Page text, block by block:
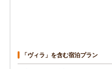
「ヴィラ」を含む宿泊プラン